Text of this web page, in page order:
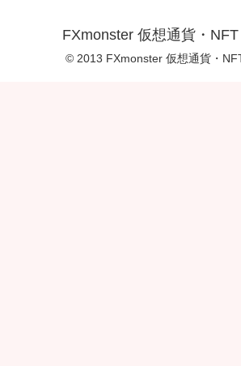
FXmonster 仮想通貨・
© 2013 FXmonster 仮想通貨・